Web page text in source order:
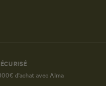
d'achat avec Alma